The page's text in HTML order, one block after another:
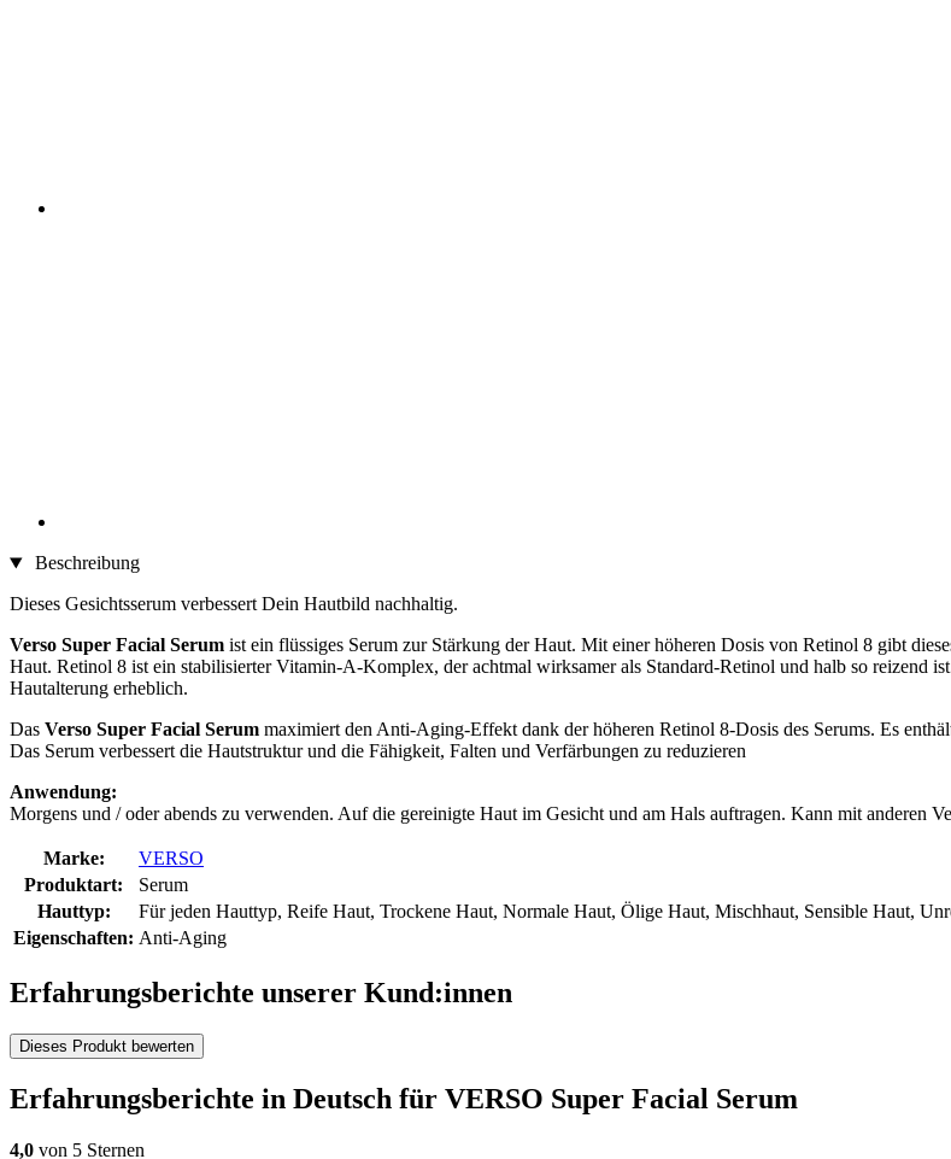
Beschreibung
Dieses Gesichtsserum verbessert Dein Hautbild nachhaltig.
Verso Super Facial Serum ist ein flüssiges Serum zur Stärkung der Haut. Mit einer höheren Dosis von Retinol 8 gibt
Haut. Retinol 8 ist ein stabilisierter Vitamin-A-Komplex, der achtmal wirksamer als Standard-Retinol und halb so reizend
Hautalterung erheblich.
Das Verso Super Facial Serum maximiert den Anti-Aging-Effekt dank der höheren Retinol 8-Dosis des Serums. Es
Das Serum verbessert die Hautstruktur und die Fähigkeit, Falten und Verfärbungen zu reduzieren
Anwendung:
Morgens und / oder abends zu verwenden. Auf die gereinigte Haut im Gesicht und am Hals auftragen. Kann mit anderen
Marke:
VERSO
Produktart:
Serum
Hauttyp:
Für jeden Hauttyp, Reife Haut, Trockene Haut, Normale Haut, Ölige Haut, Mischhaut, Sensible Haut,
Eigenschaften: Anti-Aging
Erfahrungsberichte unserer Kund:innen
Dieses Produkt bewerten
Erfahrungsberichte in Deutsch für VERSO Super Facial Serum
4,0 von 5 Sternen